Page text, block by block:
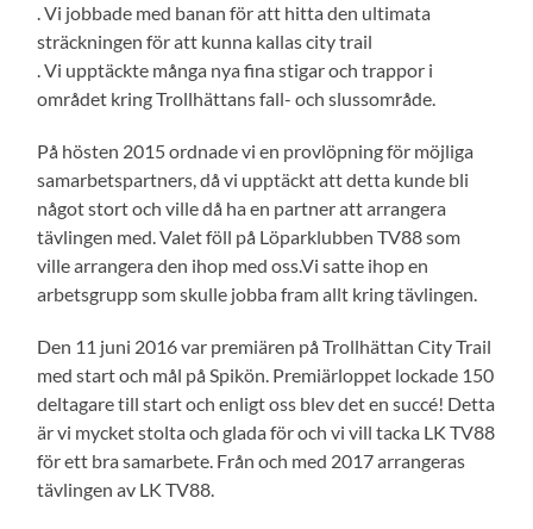
. Vi jobbade med banan för att hitta den ultimata
sträckningen för att kunna kallas city trail
. Vi upptäckte många nya fina stigar och trappor i
området kring Trollhättans fall- och slussområde.
På hösten 2015 ordnade vi en provlöpning för möjliga
samarbetspartners, då vi upptäckt att detta kunde bli
något stort och ville då ha en partner att arrangera
tävlingen med. Valet föll på Löparklubben TV88 som
ville arrangera den ihop med oss.Vi satte ihop en
arbetsgrupp som skulle jobba fram allt kring tävlingen.
Den 11 juni 2016 var premiären på Trollhättan City Trail
med start och mål på Spikön. Premiärloppet lockade 150
deltagare till start och enligt oss blev det en succé! Detta
är vi mycket stolta och glada för och vi vill tacka LK TV88
för ett bra samarbete. Från och med 2017 arrangeras
tävlingen av LK TV88.